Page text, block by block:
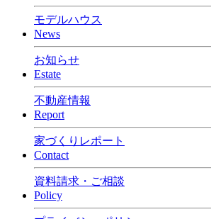
モデルハウス
News
お知らせ
Estate
不動産情報
Report
家づくりレポート
Contact
資料請求・ご相談
Policy